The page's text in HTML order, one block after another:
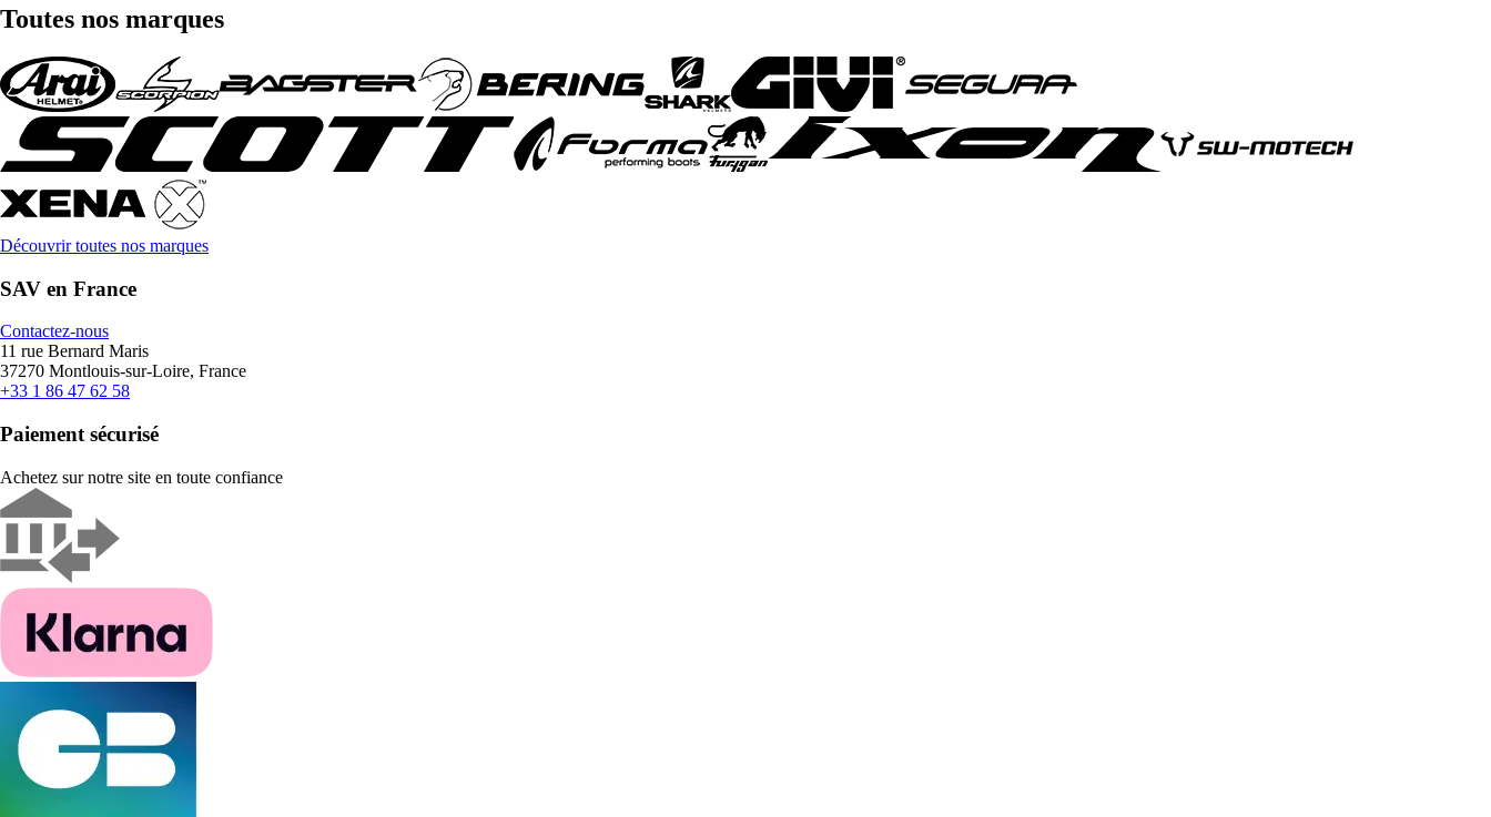
Toutes nos marques
Découvrir toutes nos marques
SAV en France
Contactez-nous
11 rue Bernard Maris
37270 Montlouis-sur-Loire, France
+33 1 86 47 62 58
Paiement sécurisé
Achetez sur notre site en toute confiance